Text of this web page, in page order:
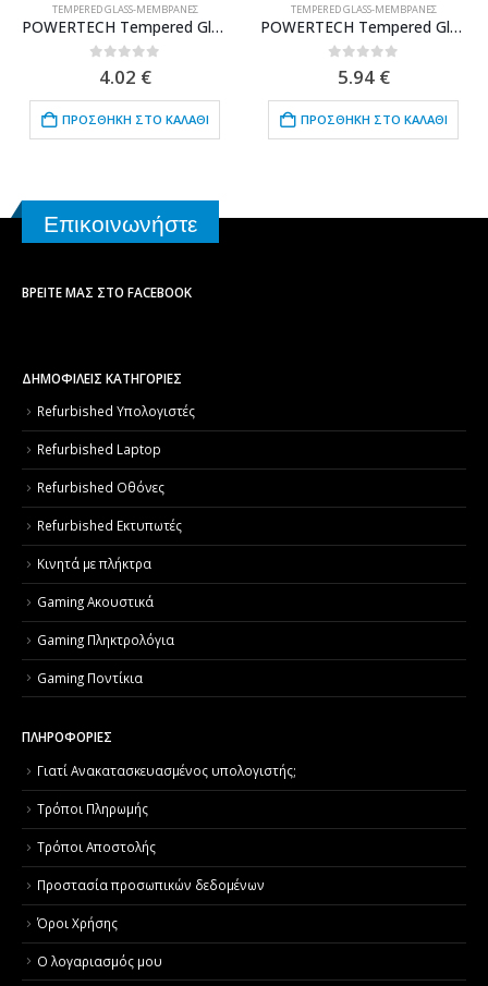
TEMPERED GLASS-ΜΕΜΒΡΆΝΕΣ
POWERTECH Tempered Glass 9H(0.33MM) για Samsung A6 Plus 2018 (SM-A605)
out of 5
4.02 €
ΠΡΟΣΘΉΚΗ ΣΤΟ ΚΑΛΆΘΙ
TEMPERED GLASS-ΜΕΜΒΡΆΝΕΣ
POWERTECH Tempered Glass 5D Full Glue για Xiaomi Redmi 6/6A, White
out of 5
5.94 €
ΠΡΟΣΘΉΚΗ ΣΤΟ ΚΑΛΆΘΙ
Επικοινωνήστε
ΒΡΕΊΤΕ ΜΑΣ ΣΤΟ FACEBOOK
ΔΗΜΟΦΙΛΕΙΣ ΚΑΤΗΓΟΡΙΕΣ
Refurbished Υπολογιστές
Refurbished Laptop
Refurbished Οθόνες
Refurbished Εκτυπωτές
Κινητά με πλήκτρα
Gaming Ακουστικά
Gaming Πληκτρολόγια
Gaming Ποντίκια
ΠΛΗΡΟΦΟΡΙΕΣ
Γιατί Aνακατασκευασμένος υπολογιστής;
Τρόποι Πληρωμής
Τρόποι Αποστολής
Προστασία προσωπικών δεδομένων
Όροι Χρήσης
Ο λογαριασμός μου